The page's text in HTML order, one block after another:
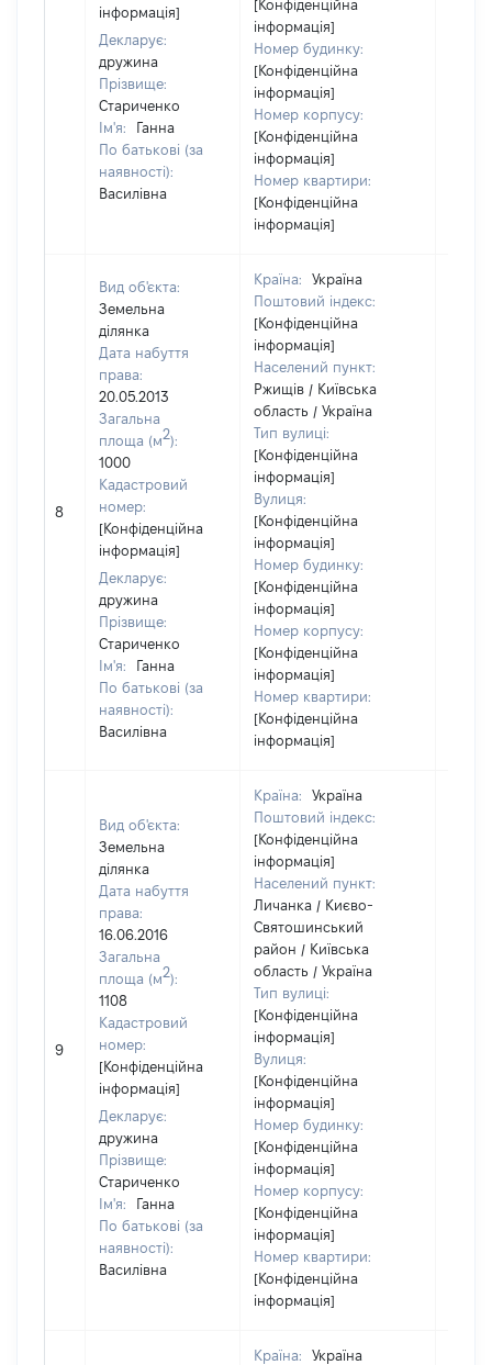
інформація]
Декларує:
дружина
Прізвище:
Стариченко
Ім'я:
Ганна
По батькові (за
наявності):
Василівна
[Конфіденційна
інформація]
Номер будинку:
[Конфіденційна
інформація]
Номер корпусу:
[Конфіденційна
інформація]
Номер квартири:
[Конфіденційна
інформація]
8
Вид об'єкта:
Земельна
ділянка
Дата набуття
права:
20.05.2013
Загальна
площа (м2):
1000
Кадастровий
номер:
[Конфіденційна
інформація]
Декларує:
дружина
Прізвище:
Стариченко
Ім'я:
Ганна
По батькові (за
наявності):
Василівна
Країна:
Україна
Поштовий індекс:
[Конфіденційна
інформація]
Населений пункт:
Ржищів / Київська
область / Україна
Тип вулиці:
[Конфіденційна
інформація]
Вулиця:
[Конфіденційна
інформація]
Номер будинку:
[Конфіденційна
інформація]
Номер корпусу:
[Конфіденційна
інформація]
Номер квартири:
[Конфіденційна
інформація]
9
Вид об'єкта:
Земельна
ділянка
Дата набуття
права:
16.06.2016
Загальна
площа (м2):
1108
Кадастровий
номер:
[Конфіденційна
інформація]
Декларує:
дружина
Прізвище:
Стариченко
Ім'я:
Ганна
По батькові (за
наявності):
Василівна
Країна:
Україна
Поштовий індекс:
[Конфіденційна
інформація]
Населений пункт:
Личанка / Києво-
Святошинський
район / Київська
область / Україна
Тип вулиці:
[Конфіденційна
інформація]
Вулиця:
[Конфіденційна
інформація]
Номер будинку:
[Конфіденційна
інформація]
Номер корпусу:
[Конфіденційна
інформація]
Номер квартири:
[Конфіденційна
інформація]
Країна:
Україна